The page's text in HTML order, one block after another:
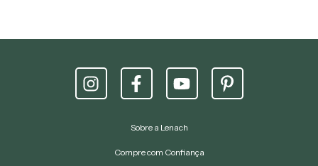
Sobre a Lenach
Compre com Confiança